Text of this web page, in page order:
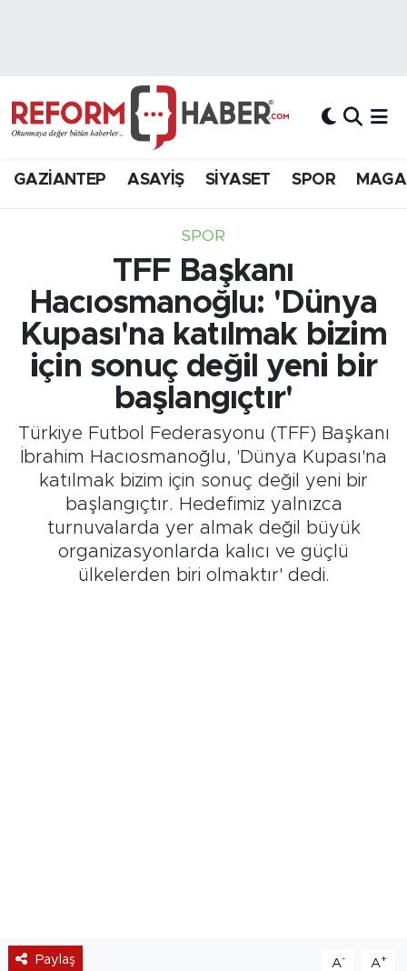
GAZİANTEP ASAYİŞ SİYASET SPOR
SPOR
TFF Başkanı
Hacıosmanoğlu: 'Dünya
Kupası'na katılmak bizim
için sonuç değil yeni bir
başlangıçtır'
Türkiye Futbol Federasyonu (TFF) Başkanı
İbrahim Hacıosmanoğlu, 'Dünya Kupası'na
katılmak bizim için sonuç değil yeni bir
başlangıçtır. Hedefimiz yalnızca
turnuvalarda yer almak değil büyük
organizasyonlarda kalıcı ve güçlü
ülkelerden biri olmaktır' dedi.
Paylaş A- A+
Hava Durumu
Süper Lig Puan Durumu ve Fikstür
Son Dakika Haberleri
Haber Arşivi